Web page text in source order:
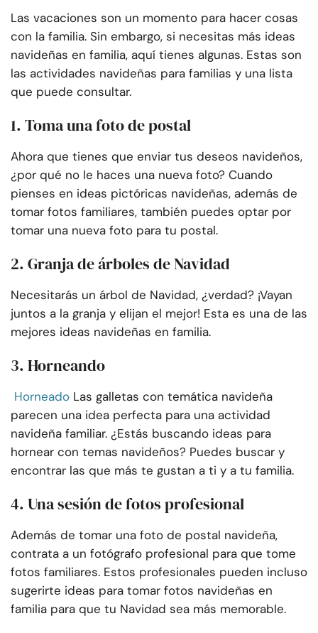
Las vacaciones son un momento para hacer cosas
con la familia. Sin embargo, si necesitas más ideas
navideñas en familia, aquí tienes algunas. Estas son
las actividades navideñas para familias y una lista
que puede consultar.
1. Toma una foto de postal
Ahora que tienes que enviar tus deseos navideños,
¿por qué no le haces una nueva foto? Cuando
pienses en ideas pictóricas navideñas, además de
tomar fotos familiares, también puedes optar por
tomar una nueva foto para tu postal.
2. Granja de árboles de Navidad
Necesitarás un árbol de Navidad, ¿verdad? ¡Vayan
juntos a la granja y elijan el mejor! Esta es una de las
mejores ideas navideñas en familia.
3. Horneando
Horneado Las galletas con temática navideña
parecen una idea perfecta para una actividad
navideña familiar. ¿Estás buscando ideas para
hornear con temas navideños? Puedes buscar y
encontrar las que más te gustan a ti y a tu familia.
4. Una sesión de fotos profesional
Además de tomar una foto de postal navideña,
contrata a un fotógrafo profesional para que tome
fotos familiares. Estos profesionales pueden incluso
sugerirte ideas para tomar fotos navideñas en
familia para que tu Navidad sea más memorable.